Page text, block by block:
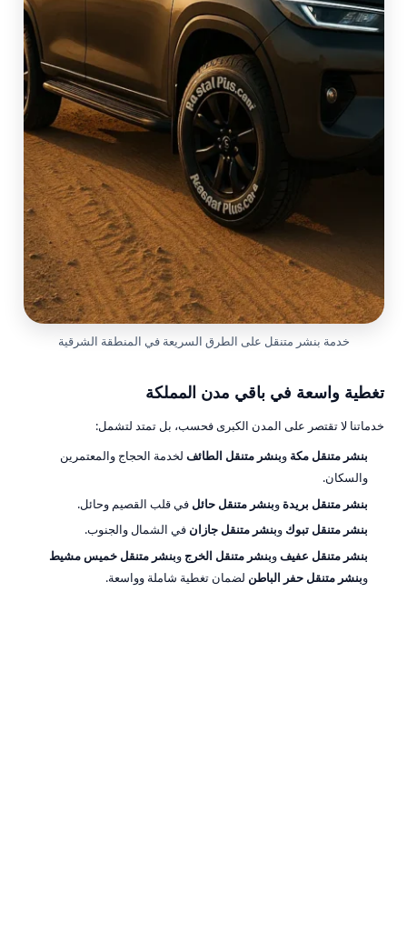
خدمة بنشر متنقل على الطرق السريعة في المنطقة الشرقية
تغطية واسعة في باقي مدن المملكة
خدماتنا لا تقتصر على المدن الكبرى فحسب، بل تمتد لتشمل:
بنشر متنقل مكة وبنشر متنقل الطائف لخدمة الحجاج والمعتمرين
والسكان.
بنشر متنقل بريدةوبنشر متنقل حائل في قلب القصيم وحائل.
بنشر متنقل تبوك وبنشر متنقل جازان في الشمال والجنوب.
بنشر متنقل عفيفوبنشر متنقل الخرج وبنشر متنقل خميس مشيط
وبنشر متنقل حفر الباطن لضمان تغطية شاملة وواسعة.